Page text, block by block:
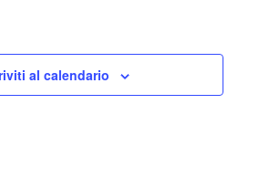
al calendario